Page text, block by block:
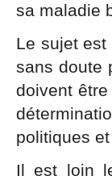
sa maladie
Le sujet
sans doute
doivent
politiques
Il est loin